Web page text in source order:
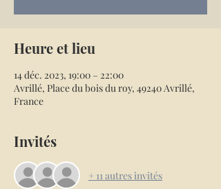
Heure et lieu
14 déc. 2023, 19:00 – 22:00
Avrillé, Place du bois du roy, 49240 Avrillé,
France
Invités
+ 11 autres invités